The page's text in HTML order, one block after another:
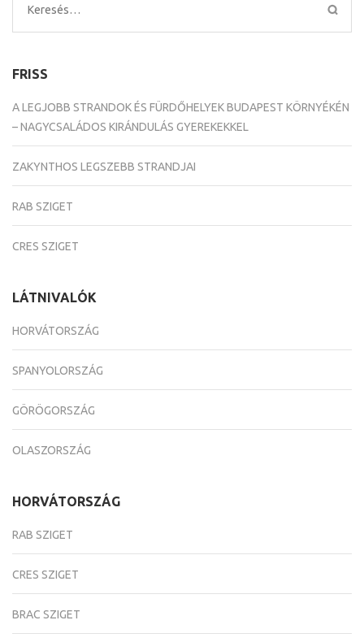
Keresés:
FRISS
A LEGJOBB STRANDOK ÉS FÜRDŐHELYEK BUDAPEST KÖRNYÉKÉN
– NAGYCSALÁDOS KIRÁNDULÁS GYEREKEKKEL
ZAKYNTHOS LEGSZEBB STRANDJAI
RAB SZIGET
CRES SZIGET
LÁTNIVALÓK
HORVÁTORSZÁG
SPANYOLORSZÁG
GÖRÖGORSZÁG
OLASZORSZÁG
HORVÁTORSZÁG
RAB SZIGET
CRES SZIGET
BRAC SZIGET